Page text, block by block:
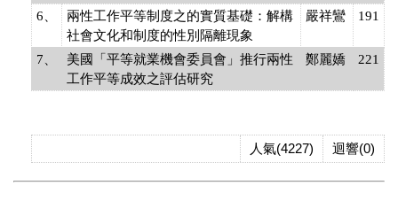
6、
兩性工作平等制度之的實質基礎：解構
社會文化和制度的性別隔離現象
嚴祥鸞 191
7、
美國「平等就業機會委員會」推行兩性
工作平等成效之評估研究
鄭麗嬌 221
迴響(0)
人氣(4227)